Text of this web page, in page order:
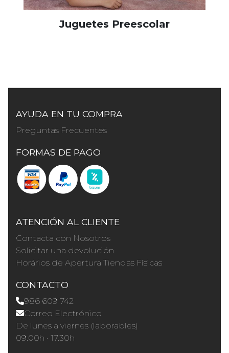
Juguetes Preescolar
AYUDA EN TU COMPRA
Preguntas Frecuentes
FORMAS DE PAGO
ATENCIÓN AL CLIENTE
Contacta con Nosotros
Solicitar una devolución
Horários de Apertura Tiendas Físicas
CONTACTO
986 609 742
Correo Electrónico
De lunes a viernes (laborables)
09.00h · 17.30h